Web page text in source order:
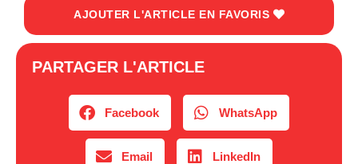
AJOUTER L'ARTICLE EN FAVORIS
PARTAGER L'ARTICLE
Facebook WhatsApp
Email LinkedIn